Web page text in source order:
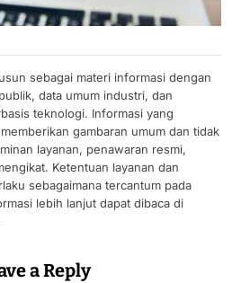
sebagai materi informasi dengan
data umum industri, dan
teknologi. Informasi yang
gambaran umum dan tidak
layanan, penawaran resmi,
Ketentuan layanan dan
sebagaimana tercantum pada
lebih lanjut dapat dibaca di
a Reply